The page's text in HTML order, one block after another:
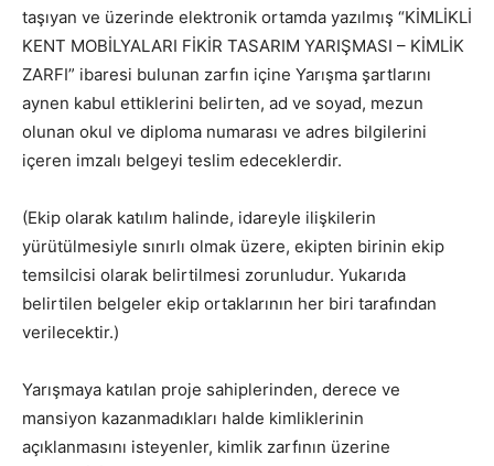
taşıyan ve üzerinde elektronik ortamda yazılmış “KİMLİKLİ
KENT MOBİLYALARI FİKİR TASARIM YARIŞMASI – KİMLİK
ZARFI” ibaresi bulunan zarfın içine Yarışma şartlarını
aynen kabul ettiklerini belirten, ad ve soyad, mezun
olunan okul ve diploma numarası ve adres bilgilerini
içeren imzalı belgeyi teslim edeceklerdir.
(Ekip olarak katılım halinde, idareyle ilişkilerin
yürütülmesiyle sınırlı olmak üzere, ekipten birinin ekip
temsilcisi olarak belirtilmesi zorunludur. Yukarıda
belirtilen belgeler ekip ortaklarının her biri tarafından
verilecektir.)
Yarışmaya katılan proje sahiplerinden, derece ve
mansiyon kazanmadıkları halde kimliklerinin
açıklanmasını isteyenler, kimlik zarfının üzerine